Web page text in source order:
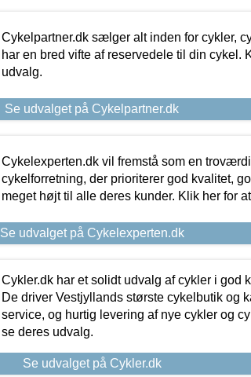
Cykelpartner.dk sælger alt inden for cykler,
har en bred vifte af reservedele til din cykel.
udvalg.
Se udvalget på Cykelpartner.dk
Cykelexperten.dk vil fremstå som en
cykelforretning, der prioriterer god kvalitet,
meget højt til alle deres kunder. Klik her for
Se udvalget på Cykelexperten.dk
Cykler.dk har et solidt udvalg af cykler i god
De driver Vestjyllands største cykelbutik og
service, og hurtig levering af nye cykler og
se deres udvalg.
Se udvalget på Cykler.dk